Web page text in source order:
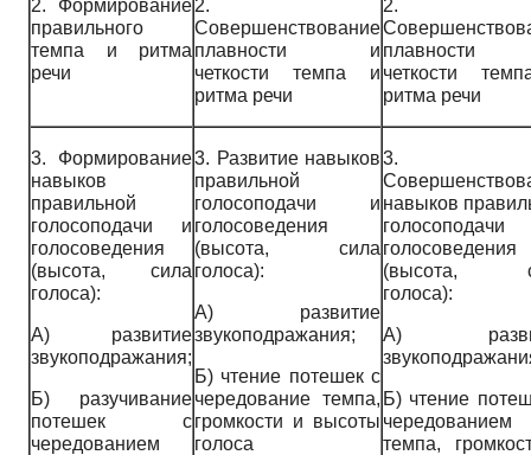
2. Формирование
правильного
темпа и ритма
речи
2.
Совершенствование
плавности и
четкости темпа и
ритма речи
2.
четкости
ритма речи
3. Формирование
навыков
правильной
голосоподачи и
голосоведения
(высота, сила
голоса):
A) развитие
звукоподражания;
Б) разучивание
потешек с
чередованием
3. Развитие навыков
правильной
голосоподачи и
голосоведения
(высота, сила
голоса):
А) развитие
звукоподражания;
Б) чтение потешек с
чередование темпа,
громкости и высоты
голоса
3.
навыков
голосоведения
(высота,
голоса):
А)
Б) чтение
чередованием
темпа,